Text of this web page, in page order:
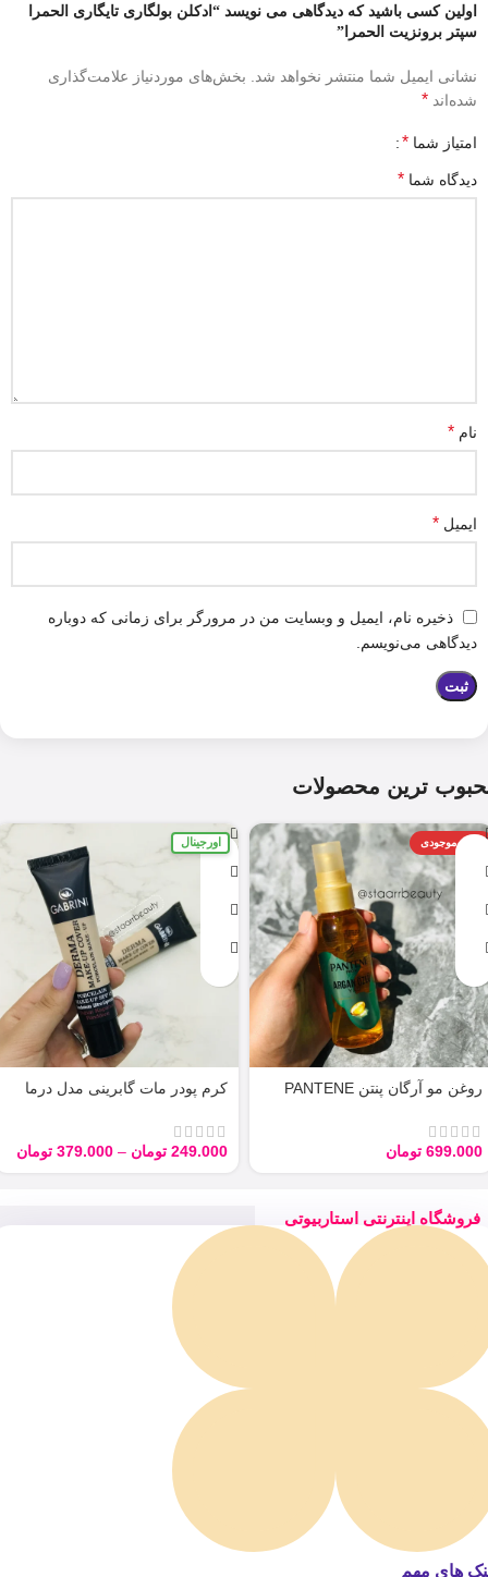
اولین کسی باشید که دیدگاهی می نویسد “ادکلن بولگاری تایگاری الحمرا
سپتر برونزیت الحمرا”
نشانی ایمیل شما منتشر نخواهد شد. بخش‌های موردنیاز علامت‌گذاری
شده‌اند *
امتیاز شما *
دیدگاه شما *
نام *
ایمیل *
ذخیره نام، ایمیل و وبسایت من در مرورگر برای زمانی که دوباره
دیدگاهی می‌نویسم.
ترین محصولات
اتمام موجودی
روغن مو آرگان پنتن PANTENE
699.000 تومان
اورجینال
کرم پودر مات گابرینی مدل درما
249.000 تومان –
379.000 تومان
فروشگاه اینترنتی استاربیوتی
های مهم